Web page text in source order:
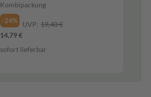
Kombipackung
-24%
UVP: 19,40 €
14,79 €
sofort lieferbar